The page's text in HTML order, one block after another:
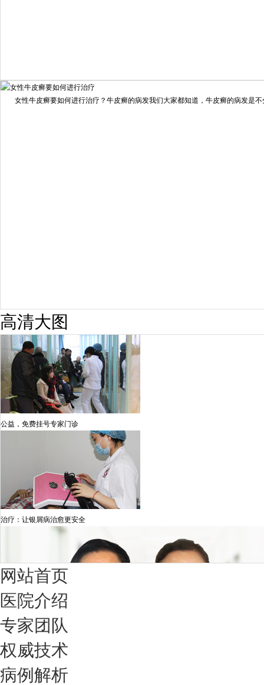
我要咨询 我要预约
女性牛皮癣要如何进行治疗？牛皮癣的病发我们大家都知道，牛皮癣的病发是不
高清大图
公益，免费挂号专家门诊
治疗：让银屑病治愈更安全
网站首页
医院介绍
专家团队
权威技术
病例解析